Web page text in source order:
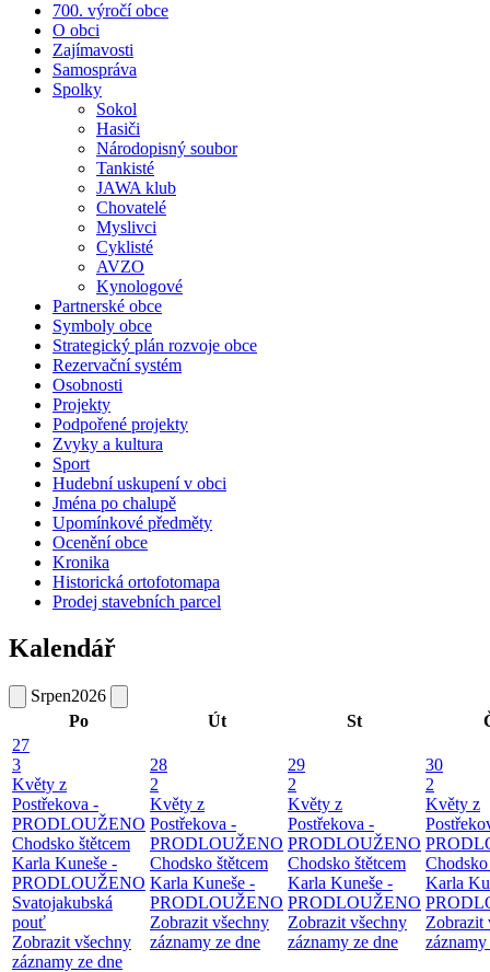
700. výročí obce
O obci
Zajímavosti
Samospráva
Spolky
Sokol
Hasiči
Národopisný soubor
Tankisté
JAWA klub
Chovatelé
Myslivci
Cyklisté
AVZO
Kynologové
Partnerské obce
Symboly obce
Strategický plán rozvoje obce
Rezervační systém
Osobnosti
Projekty
Podpořené projekty
Zvyky a kultura
Sport
Hudební uskupení v obci
Jména po chalupě
Upomínkové předměty
Ocenění obce
Kronika
Historická ortofotomapa
Prodej stavebních parcel
Kalendář
Srpen2026
Po
Út St
27
3
Květy z
Postřekova -
PRODLOUŽENO
Chodsko štětcem
Karla Kuneše -
PRODLOUŽENO
Svatojakubská
pouť
Zobrazit všechny
záznamy ze dne
28
2
Květy z
Postřekova -
PRODLOUŽENO
Chodsko štětcem
Karla Kuneše -
PRODLOUŽENO
Zobrazit všechny
záznamy ze dne
29
2
Květy z
Postřekova -
PRODLOUŽENO
Chodsko štětcem
Karla Kuneše -
PRODLOUŽENO
Zobrazit všechny
záznamy ze dne
30
2
Květy z
Chodsko
Karla
Zobrazit